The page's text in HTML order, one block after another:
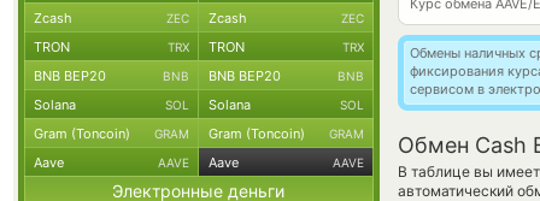
Курс обмена AAVE/
Обмены наличных
фиксирования
сервисом в
Обмен Cash
В таблице вы
автоматический
Zcash ZEC Zcash ZEC
TRON TRX TRON TRX
BNB BEP20 BNB BNB BEP20 BNB
Solana SOL Solana SOL
Gram (Toncoin) GRAM Gram (Toncoin) GRAM
Aave AAVE Aave AAVE
Электронные деньги